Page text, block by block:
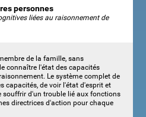
personnes
liées au raisonnement de
de la famille, sans
connaître l'état des capacités
Le système complet de
capacités, de voir l'état d'esprit et
souffrir d'un trouble lié aux fonctions
directrices d'action pour chaque